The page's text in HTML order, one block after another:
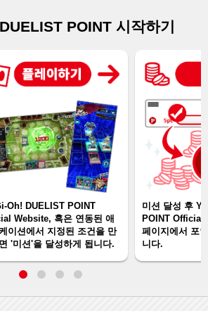
POINT 시작하기
Oh! DUELIST POINT
Website, 혹은 연동된 애
이션에서 지정된 조건을 만
'미션'을 달성하게 됩니다.
미션 달성 후
POINT Official
페이지에서 포
니다.